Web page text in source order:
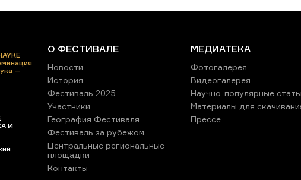
—
И
О ФЕСТИВАЛЕ
Новости
История
Фестиваль 2025
Участники
География Фестиваля
Фестиваль за рубежом
Центральные региональные
площадки
Контакты
МЕДИАТЕКА
Фотогалерея
Видеогалерея
Научно-популярные
Материалы для
Прессе